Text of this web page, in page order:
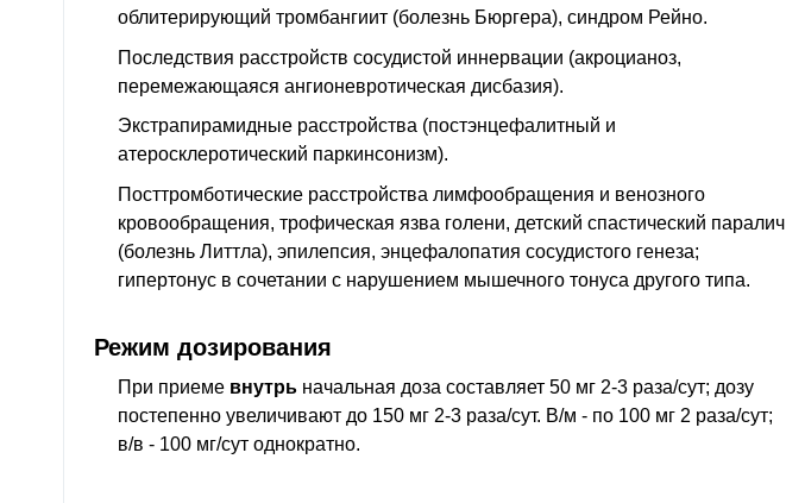
облитерирующий тромбангиит (болезнь Бюргера), синдром Рейно.
Последствия расстройств сосудистой иннервации (акроцианоз,
перемежающаяся ангионевротическая дисбазия).
Экстрапирамидные расстройства (постэнцефалитный и
атеросклеротический паркинсонизм).
Посттромботические расстройства лимфообращения и венозного
кровообращения, трофическая язва голени, детский спастический паралич
(болезнь Литтла), эпилепсия, энцефалопатия сосудистого генеза;
гипертонус в сочетании с нарушением мышечного тонуса другого типа.
Режим дозирования
При приеме внутрь начальная доза составляет 50 мг 2-3 раза/сут; дозу
постепенно увеличивают до 150 мг 2-3 раза/сут. В/м - по 100 мг 2 раза/сут;
в/в - 100 мг/сут однократно.